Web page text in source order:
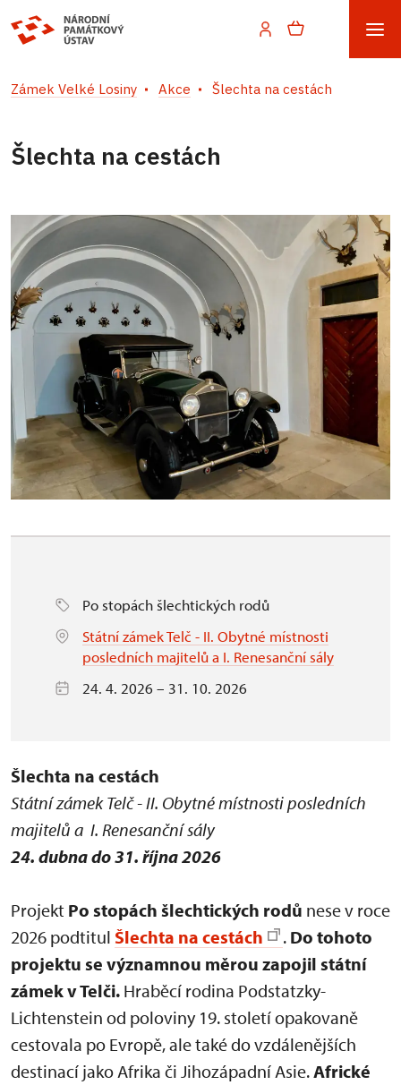
Zámek Velké Losiny Akce Šlechta na cestách
Šlechta na cestách
Po stopách šlechtických rodů
Státní zámek Telč - II. Obytné místnosti
posledních majitelů a I. Renesanční sály
24. 4. 2026 – 31. 10. 2026
Šlechta na cestách
Státní zámek Telč - II. Obytné místnosti posledních
majitelů a I. Renesanční sály
24. dubna do 31. října 2026
Projekt Po stopách šlechtických rodů nese v roce
2026 podtitul Šlechta na cestách . Do tohoto
projektu se významnou měrou zapojil státní
zámek v Telči. Hraběcí rodina Podstatzky-
Lichtenstein od poloviny 19. století opakovaně
cestovala po Evropě, ale také do vzdálenějších
destinací jako Afrika či Jihozápadní Asie.Africké